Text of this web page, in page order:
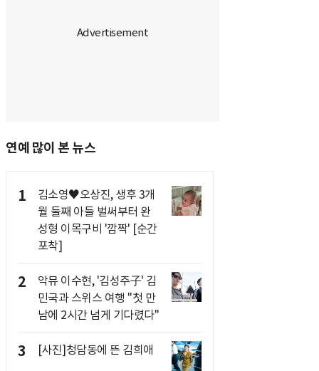
연예 많이 본 뉴스
1
김소영♥오상진, 생후 3개
월 둘째 아들 벌써부터 완
성형 이목구비 '깜짝' [순간
포착]
2
악뮤 이수현, '김성주子' 김
민국과 스위스 여행 "첫 만
남에 2시간 넘게 기다렸다"
3 [사진]청담동에 뜬 김희애